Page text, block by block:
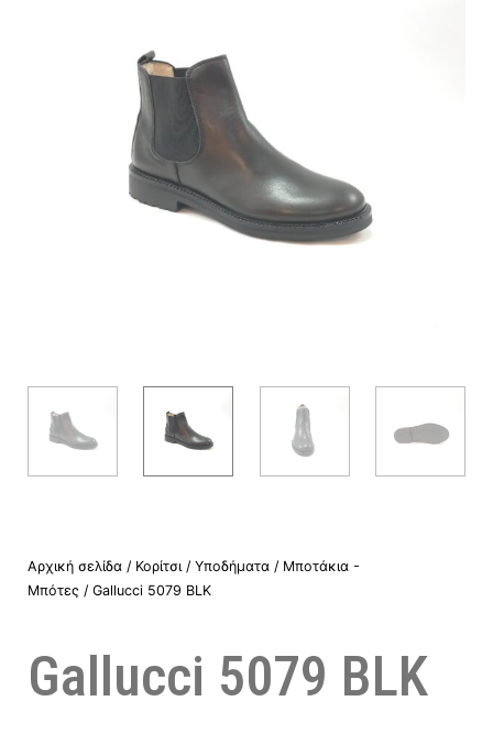
Αρχική σελίδα / Κορίτσι / Υποδήματα / Μποτάκια -
Μπότες / Gallucci 5079 BLK
Gallucci 5079 BLK